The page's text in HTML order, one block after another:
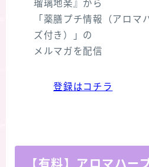
瑠璃地楽』から
「薬膳プチ情報（アロマ
ズ付き）」の
メルマガを配信
登録はコチラ
【有料】アロマハー